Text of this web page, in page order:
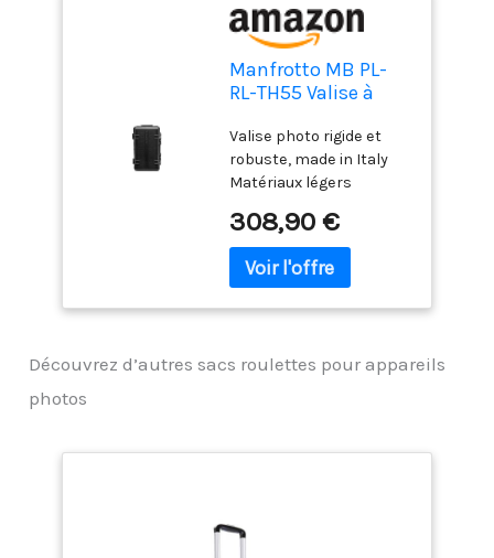
Manfrotto MB PL-
RL-TH55 Valise à
Appareil photo Noir
Valise photo rigide et
robuste, made in Italy
Matériaux légers
militaires Fixation pour
trépied Leviers de
verrouillage sécurisés 1 x
HighLid
308,90 €
Découvrez d’autres sacs roulettes pour appareils
photos